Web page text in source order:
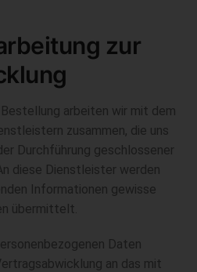
zur
arbeiten wir mit dem
zusammen, die uns
Durchführung geschlossener
diese Dienstleister werden
Informationen gewisse
übermittelt.
Daten
an das mit